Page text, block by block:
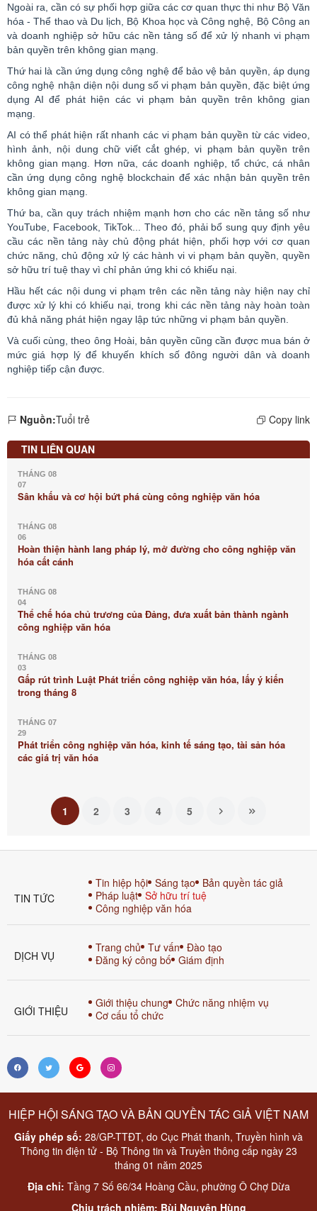
Ngoài ra, cần có sự phối hợp giữa các cơ quan thực thi như Bộ Văn
hóa - Thể thao và Du lịch, Bộ Khoa học và Công nghệ, Bộ Công an
và doanh nghiệp sở hữu các nền tảng số để xử lý nhanh vi phạm
bản quyền trên không gian mạng.
Thứ hai là cần ứng dụng công nghệ để bảo vệ bản quyền, áp dụng
công nghệ nhận diện nội dung số vi phạm bản quyền, đặc biệt ứng
dụng AI để phát hiện các vi phạm bản quyền trên không gian
mạng.
AI có thể phát hiện rất nhanh các vi phạm bản quyền từ các video
hình ảnh, nội dung chữ viết cắt ghép, vi phạm bản quyền trên
không gian mạng. Hơn nữa, các doanh nghiệp, tổ chức, cá nhân
cần ứng dụng công nghệ blockchain để xác nhận bản quyền trên
không gian mạng.
Thứ ba, cần quy trách nhiệm mạnh hơn cho các nền tảng số như
YouTube
Facebook, TikTok... Theo đó, phải bổ sung quy định yêu
cầu các nền tảng này chủ động phát hiện, phối hợp với cơ quan
chức năng, chủ động xử lý các hành vi vi phạm bản quyền, quyền
sở hữu trí tuệ thay vì chỉ phản ứng khi có khiếu nại.
Hầu hết các nội dung vi phạm trên các nền tảng này hiện nay chỉ
được xử lý khi có khiếu nại, trong khi các nền tảng này hoàn toàn
đủ khả năng phát hiện ngay lập tức những vi phạm bản quyền.
Và cuối cùng, theo ông Hoài, bản quyền cũng cần được mua bán ở
mức giá hợp lý để khuyến khích số đông người dân và doanh
nghiệp tiếp cận được.
Nguồn:Tuổi trẻ Copy link
TIN LIÊN QUAN
THÁNG 08
07
Sân khấu và cơ hội bứt phá cùng công nghiệp văn hóa
THÁNG 08
06
Hoàn thiện hành lang pháp lý, mở đường cho công nghiệp văn
hóa cất cánh
THÁNG 08
04
Thể chế hóa chủ trương của Đảng, đưa xuất bản thành ngành
công nghiệp văn hóa
THÁNG 08
03
Gấp rút trình Luật Phát triển công nghiệp văn hóa, lấy ý kiến
trong tháng 8
THÁNG 07
29
Phát triển công nghiệp văn hóa, kinh tế sáng tạo, tài sản hóa
các giá trị văn hóa
1 2 3 4 5
TIN TỨC
Tin hiệp hội Sáng tạo Bản quyền tác giả
Pháp luật Sở hữu trí tuệ
Công nghiệp văn hóa
DỊCH VỤ
Trang chủ Tư vấn Đào tạo
Đăng ký công bố Giám định
GIỚI THIỆU
Giới thiệu chung Chức năng nhiệm vụ
Cơ cấu tổ chức
HIỆP HỘI SÁNG TẠO VÀ BẢN QUYỀN TÁC GIẢ VIỆT NAM
Giấy phép số: 28/GP-TTĐT, do Cục Phát thanh, Truyền hình và
Thông tin điện tử - Bộ Thông tin và Truyền thông cấp ngày 23
tháng 01 năm 2025
Địa chỉ: Tầng 7 Số 66/34 Hoàng Cầu, phường Ô Chợ Dừa
Chịu trách nhiệm: Bùi Nguyên Hùng